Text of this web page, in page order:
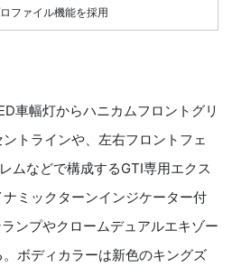
ファイル機能を採用
車幅灯からハニカムフロントグリ
トラインや、左右フロントフェ
ムなどで構成するGTI専用エクス
ミックターンインジケーター付
ンプやクロームデュアルエキゾー
ボディカラーは新色のキングズ